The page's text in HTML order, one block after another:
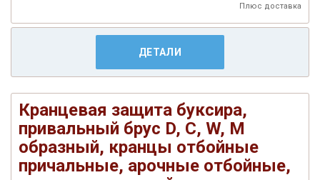
Плюс доставка
ДЕТАЛИ
Кранцевая защита буксира,
привальный брус D, С, W, M
образный, кранцы отбойные
причальные, арочные отбойные,